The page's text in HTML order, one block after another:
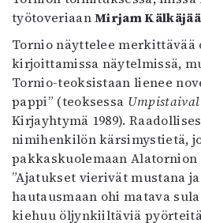
työtoveriaanMirjam Kälkäjää
Tornio näyttelee merkittävää
kirjoittamissa näytelmissä,
Tornio-teoksistaan lienee
pappi” (teoksessa
Kirjayhtymä 1989).
nimihenkilön kärsimystietä,
pakkaskuolemaan
”Ajatukset vierivät mustana
hautausmaan ohi matava
kiehuu öljynkiiltäviä